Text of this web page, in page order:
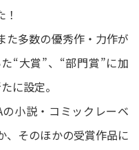
た多数の優秀作・力作が
“大賞”、“部門賞”に加
に設定。
の小説・コミックレーベ
、そのほかの受賞作品に